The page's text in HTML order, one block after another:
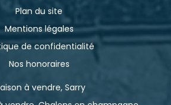
Plan du site
Mentions légales
de confidentialité
Nos honoraires
à vendre, Sarry